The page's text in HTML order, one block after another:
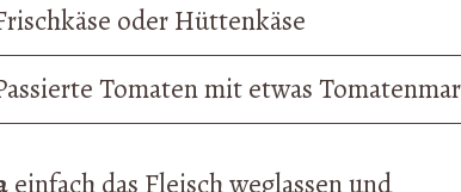
oder Hüttenkäse
Tomaten mit etwas
einfach das Fleisch weglassen und